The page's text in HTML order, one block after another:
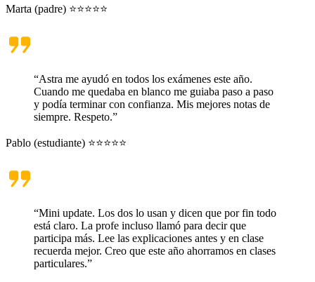
Marta (padre) ⭐⭐⭐⭐⭐
“Astra me ayudó en todos los exámenes este año.
Cuando me quedaba en blanco me guiaba paso a paso
y podía terminar con confianza. Mis mejores notas de
siempre. Respeto.”
Pablo (estudiante) ⭐⭐⭐⭐⭐
“Mini update. Los dos lo usan y dicen que por fin todo
está claro. La profe incluso llamó para decir que
participa más. Lee las explicaciones antes y en clase
recuerda mejor. Creo que este año ahorramos en clases
particulares.”